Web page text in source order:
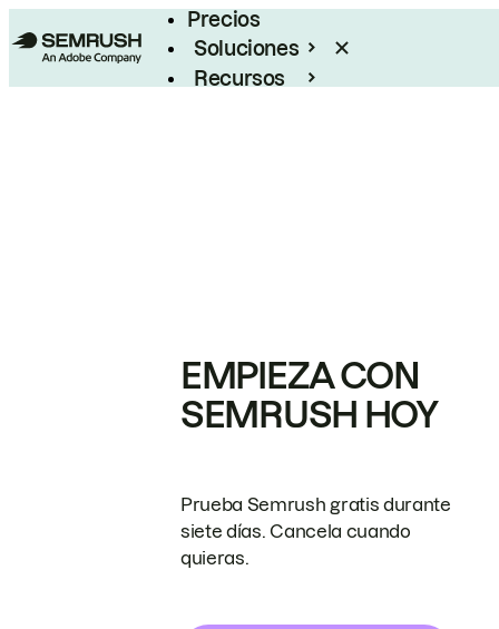
Precios
Soluciones
Recursos
EMPIEZA CON
SEMRUSH HOY
Prueba Semrush gratis durante
siete días. Cancela cuando
quieras.